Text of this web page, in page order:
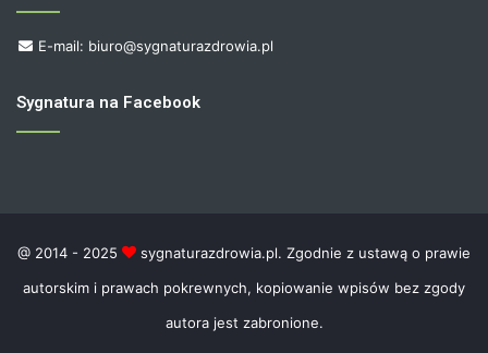
E-mail: biuro@sygnaturazdrowia.pl
Sygnatura na Facebook
@ 2014 - 2025
sygnaturazdrowia.pl. Zgodnie z ustawą o prawie
autorskim i prawach pokrewnych, kopiowanie wpisów bez zgody
autora jest zabronione.